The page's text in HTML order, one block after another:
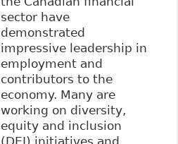
sector have
demonstrated
impressive leadership in
employment and
contributors to the
economy. Many are
working on diversity,
equity and inclusion